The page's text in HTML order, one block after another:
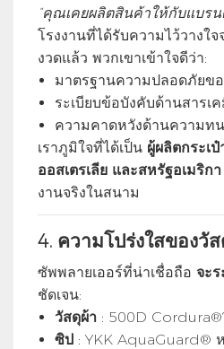
“คุณเคยผลิตสินค้าให้กับแบร
โรงงานที่ได้รับความไว้วาง
งวดแล้ว พวกเขาเข้าใจดีว่า:
มาตรฐานความปลอดภัยขอ
ระเบียบข้อบังคับด้านสารเ
ความคาดหวังด้านความท
เราภูมิใจที่ได้เป็น ผู้ผลิตกระเ
ออสเตรเลีย และสหรัฐอเมริกา
งานจริงในสนาม
4. ความโปร่งใสของวั
ซัพพลายเออร์ที่น่าเชื่อถือ จะ
ชัดเจน:
วัสดุผ้า : 500D
ซิป : YKK AquaGuard®